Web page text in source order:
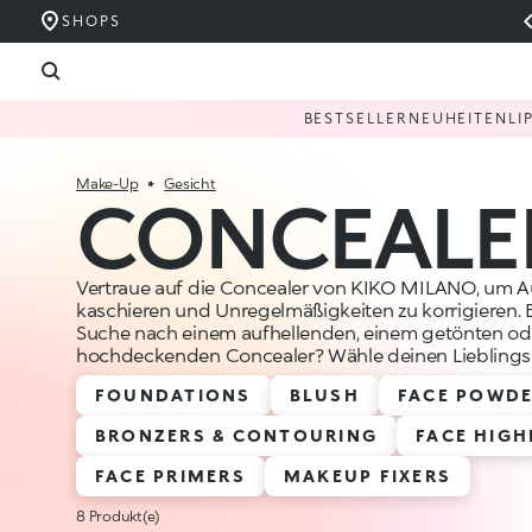
SHOPS
BESTSELLER NEUHEITEN
Make-Up Gesicht
Vertraue auf die Concealer von KIKO MILANO, um
kaschieren und Unregelmäßigkeiten zu korrigieren.
Suche nach einem aufhellenden, einem getönten
hochdeckenden Concealer? Wähle deinen
FOUNDATIONS BLUSH
FACE
BRONZERS & CONTOURING
FACE
FACE PRIMERS
MAKEUP FIXERS
8 Produkt(e)